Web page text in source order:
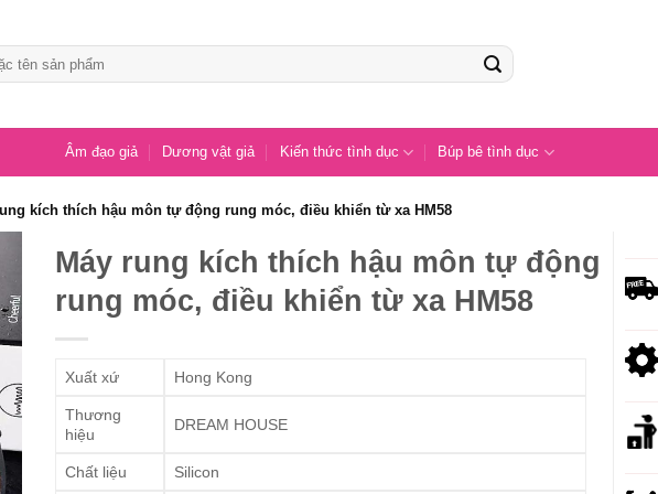
Âm đạo giả Dương vật giả Kiến thức tình dục Búp bê tình dục
kích thích hậu môn tự động rung móc, điều khiển từ xa HM58
Máy rung kích thích hậu môn tự động
rung móc, điều khiển từ xa HM58
Xuất xứ Hong Kong
Thương
hiệu
DREAM HOUSE
Chất liệu Silicon